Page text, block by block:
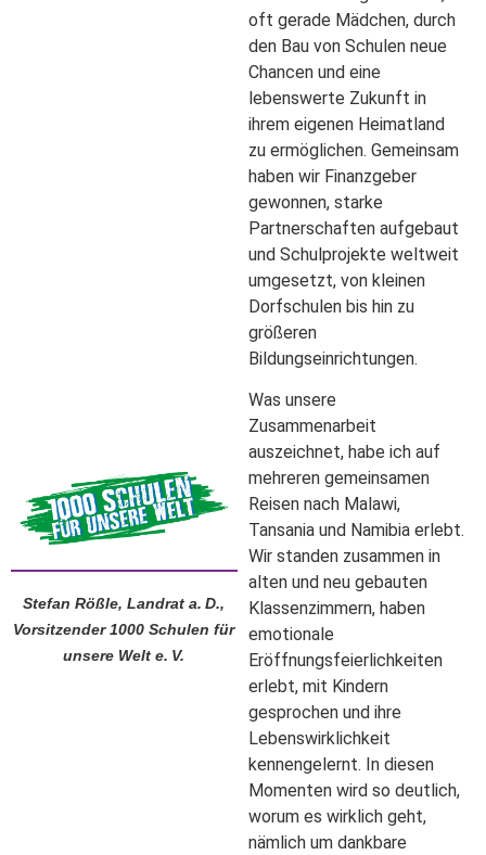
Stefan Rößle, Landrat a. D.,
Vorsitzender 1000 Schulen für
unsere Welt e. V.
oft gerade Mädchen, durch
den Bau von Schulen neue
Chancen und eine
lebenswerte Zukunft in
ihrem eigenen Heimatland
zu ermöglichen. Gemeinsam
haben wir Finanzgeber
gewonnen, starke
Partnerschaften aufgebaut
und Schulprojekte weltweit
umgesetzt, von kleinen
Dorfschulen bis hin zu
größeren
Bildungseinrichtungen.
Was unsere
Zusammenarbeit
auszeichnet, habe ich auf
mehreren gemeinsamen
Reisen nach Malawi,
Tansania und Namibia erlebt.
Wir standen zusammen in
alten und neu gebauten
Klassenzimmern, haben
emotionale
Eröffnungsfeierlichkeiten
erlebt, mit Kindern
gesprochen und ihre
Lebenswirklichkeit
kennengelernt. In diesen
Momenten wird so deutlich,
worum es wirklich geht,
nämlich um dankbare